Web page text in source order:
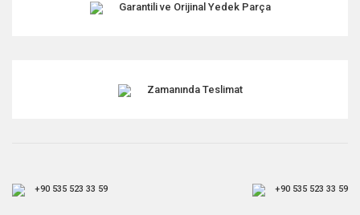
Garantili ve Orijinal Yedek Parça
Zamanında Teslimat
+90 535 523 33 59 +90 535 523 33 59